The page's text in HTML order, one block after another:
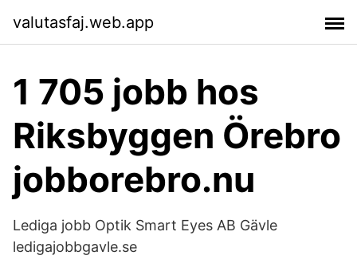
valutasfaj.web.app
1 705 jobb hos
Riksbyggen Örebro
jobborebro.nu
Lediga jobb Optik Smart Eyes AB Gävle
ledigajobbgavle.se